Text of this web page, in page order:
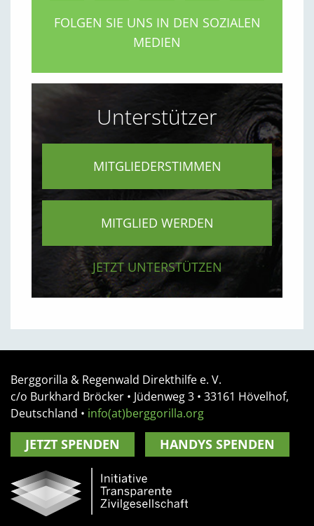
FOLGEN SIE UNS IN DEN SOZIALEN
MEDIEN
Unterstützer
MITGLIEDERSTIMMEN
MITGLIED WERDEN
JETZT UNTERSTÜTZEN
Berggorilla & Regenwald Direkthilfe e. V.
c/o Burkhard Bröcker • Jüdenweg 3 • 33161 Hövelhof,
Deutschland • info(at)berggorilla.org
JETZT SPENDEN HANDYS SPENDEN